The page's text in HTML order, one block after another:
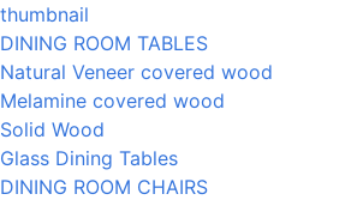
DINING ROOM TABLES
Natural Veneer covered wood
Melamine covered wood
Solid Wood
Glass Dining Tables
DINING ROOM CHAIRS